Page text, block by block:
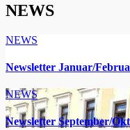
NEWS
NEWS
Newsletter Januar/
NEWS
Newsletter September/